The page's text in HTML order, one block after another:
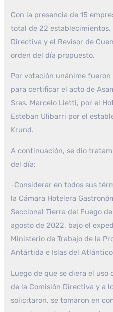
Con la presencia de 15
total de 22 establecimientos,
Directiva y el Revisor de
orden del día propuesto.
Por votación unánime
para certificar el acto de
Sres. Marcelo Lietti, por el
Esteban Ulibarri por el
Krund.
A continuación, se dio
del día:
-Considerar en todos sus
la Cámara Hotelera
Seccional Tierra del Fuego
agosto de 2022, bajo el
Ministerio de Trabajo de la
Antártida e Islas del
Luego de que se diera el uso
de la Comisión Directiva y a
solicitaron, se tomaron en